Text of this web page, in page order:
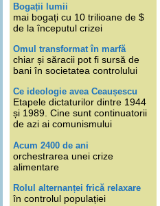
Bogații lumii
mai bogați cu 10 trilioane de $
de la începutul crizei
Omul transformat în marfă
chiar și săracii pot fi sursă de
bani în societatea controlului
Ce ideologie avea Ceaușescu
Etapele dictaturilor dintre 1944
și 1989. Cine sunt continuatorii
de azi ai comunismului
Acum 2400 de ani
orchestrarea unei crize
alimentare
Rolul alternanței frică relaxare
în controlul populației